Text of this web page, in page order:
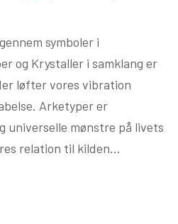
symboler i
og Krystaller i samklang er
løfter vores vibration
Arketyper er
universelle mønstre på livets
relation til kilden…